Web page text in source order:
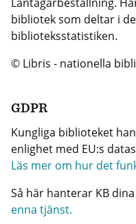
bibliotek som deltar i
biblioteksstatistiken.
© Libris - nationella
GDPR
Kungliga biblioteket
enlighet med EU:s
Läs mer om hur det
Så här hanterar KB
enna tjänst.